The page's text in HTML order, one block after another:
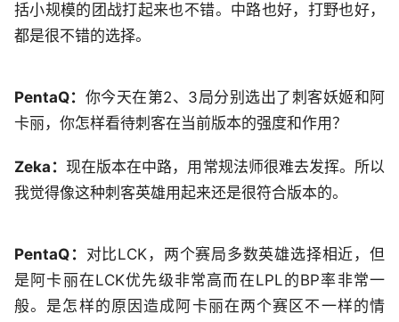
括小规模的团战打起来也不错。中路也好，打野也好，
都是很不错的选择。
PentaQ： 你今天在第2、3局分别选出了刺客妖姬和阿
卡丽，你怎样看待刺客在当前版本的强度和作用？
Zeka：现在版本在中路，用常规法师很难去发挥。所以
我觉得像这种刺客英雄用起来还是很符合版本的。
PentaQ： 对比LCK，两个赛局多数英雄选择相近，但
是阿卡丽在LCK优先级非常高而在LPL的BP率非常一
般。是怎样的原因造成阿卡丽在两个赛区不一样的情